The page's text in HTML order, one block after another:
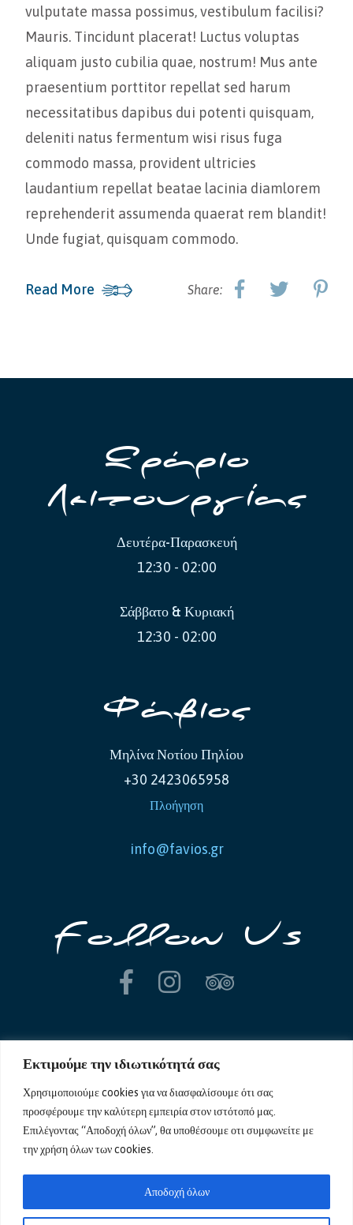
Εκτιμούμε την ιδιωτικότητά σας
Χρησιμοποιούμε cookies για να διασφαλίσουμε ότι σας
προσφέρουμε την καλύτερη εμπειρία στον ιστότοπό μας.
Επιλέγοντας “Αποδοχή όλων”, θα υποθέσουμε οτι συμφωνείτε με
την χρήση όλων των cookies.
Αποδοχή όλων
vulputate massa possimus, vestibulum facilisi?
Mauris. Tincidunt placerat! Luctus voluptas
aliquam justo cubilia quae, nostrum! Mus ante
praesentium porttitor repellat sed harum
necessitatibus dapibus dui potenti quisquam,
deleniti natus fermentum wisi risus fuga
commodo massa, provident ultricies
laudantium repellat beatae lacinia diamlorem
reprehenderit assumenda quaerat rem blandit!
Unde fugiat, quisquam commodo.
Read More Share:
Ωράριο
Λειτουργίας
Δευτέρα-Παρασκευή
12:30 - 02:00
Σάββατο & Κυριακή
12:30 - 02:00
Φάβιος
Μηλίνα Νοτίου Πηλίου
+30 2423065958
Πλοήγηση
info@favios.gr
Follow Us